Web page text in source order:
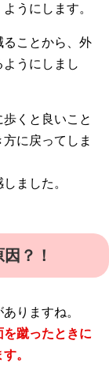
うにします。
ことから、外
うにしまし
くと良いこと
に戻ってしま
ました。
？！
りますね。
蹴ったときに
。